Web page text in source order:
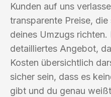
Kunden auf uns
transparente Preise,
deines Umzugs
detailliertes Angebot,
Kosten übersichtlich
sicher sein, dass es
gibt und du genau